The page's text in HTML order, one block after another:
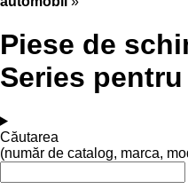
Piese de
Series
Căutarea
(număr de catalog, marca,